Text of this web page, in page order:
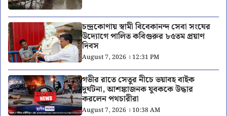
চন্দ্রকোণায় স্বামী বিবেকানন্দ সেবা সংঘের
উদ্যোগে পালিত কবিগুরুর ৮৫তম প্রয়াণ
দিবস
August 7, 2026 । 12:31 PM
গভীর রাতে সেতুর নীচে ভয়াবহ বাইক
দুর্ঘটনা, আশঙ্কাজনক যুবককে উদ্ধার
করলেন পথচারীরা
August 7, 2026 । 10:38 AM